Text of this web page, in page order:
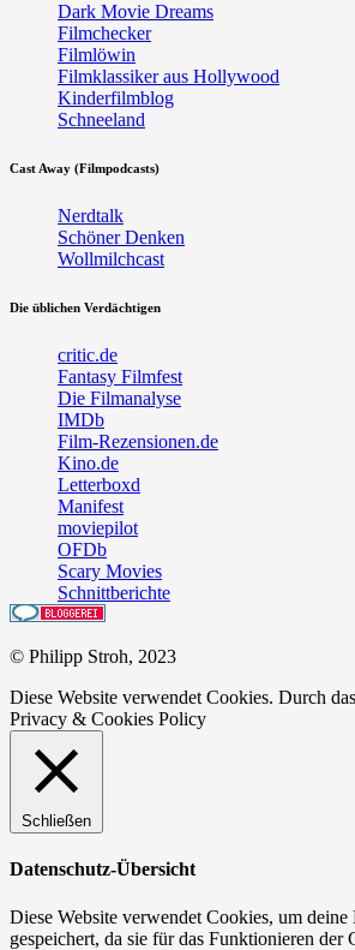
Dark Movie Dreams
Filmchecker
Filmlöwin
Filmklassiker aus Hollywood
Kinderfilmblog
Schneeland
Cast Away (Filmpodcasts)
Nerdtalk
Schöner Denken
Wollmilchcast
Die üblichen Verdächtigen
critic.de
Fantasy Filmfest
Die Filmanalyse
IMDb
Film-Rezensionen.de
Kino.de
Letterboxd
Manifest
moviepilot
OFDb
Scary Movies
Schnittberichte
© Philipp Stroh, 2023
Diese Website verwendet Cookies. Durch
Privacy & Cookies Policy
Schließen
Datenschutz-Übersicht
Diese Website verwendet Cookies, um
gespeichert, da sie für das Funktionieren